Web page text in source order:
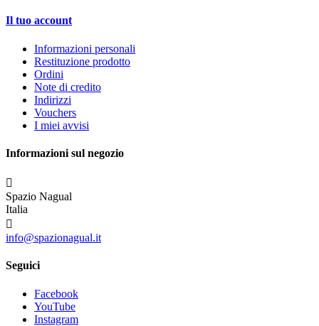
Il tuo account
Informazioni personali
Restituzione prodotto
Ordini
Note di credito
Indirizzi
Vouchers
I miei avvisi
Informazioni sul negozio

Spazio Nagual
Italia

info@spazionagual.it
Seguici
Facebook
YouTube
Instagram